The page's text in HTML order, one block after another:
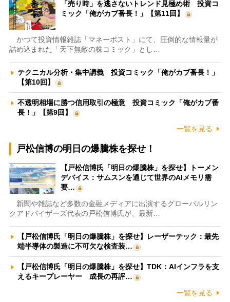
「売り時」を逃さないトレンド見極め術 投資コ
ミック「俺がカブ番長！」【第11回】
かつて投資情報雑誌「マネーポスト」にて、圧倒的な情報量が
詰め込まれた「天下無敵の株コミック」とし…
テクニカル分析・集中講義 投資コミック「俺がカブ番長！」
【第10回】
不透明相場に勝つ信用取引の極意 投資コミック「俺がカブ番
長！」【第9回】
一覧を見る
戸松信博の明日の爆騰株を探せ！
【戸松信博氏「明日の爆騰株」を探せ】トーメン
デバイス：サムスンを通じて世界のAIメモリ需
要…
新聞や雑誌など多数の金融メディアに出演するグローバルリン
クアドバイザーズ代表の戸松信博氏が、最新…
【戸松信博氏「明日の爆騰株」を探せ】レーザーテック：最先
端半導体の製造に不可欠な検査装…
【戸松信博氏「明日の爆騰株」を探せ】TDK：AIインフラを支
えるキープレーヤー 成長の再評…
一覧を見る